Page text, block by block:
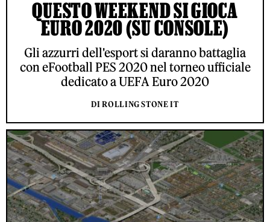
QUESTO WEEKEND SI GIOCA
EURO 2020 (SU CONSOLE)
Gli azzurri dell'esport si daranno battaglia
con eFootball PES 2020 nel torneo ufficiale
dedicato a UEFA Euro 2020
DI ROLLING STONE IT